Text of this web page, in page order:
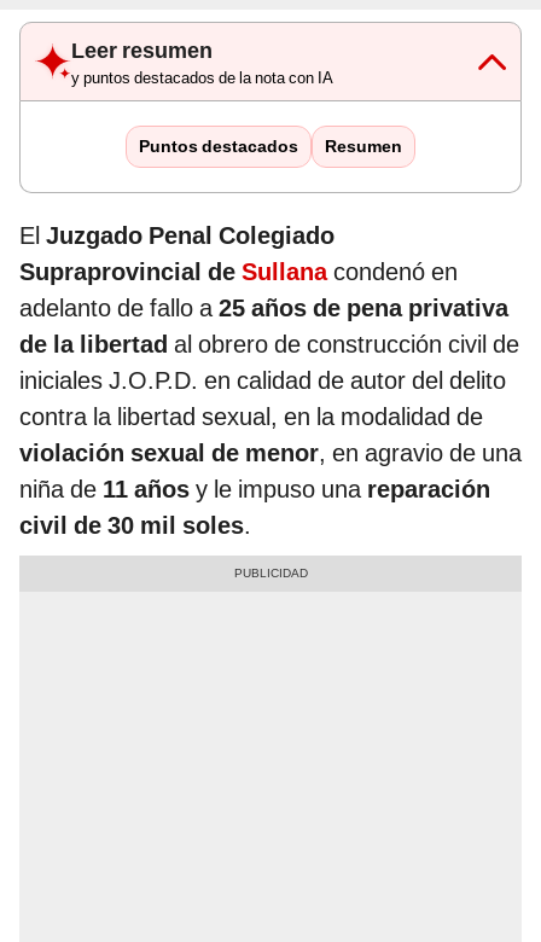
Leer resumen
y puntos destacados de la nota con IA
Puntos destacados Resumen
El Juzgado Penal Colegiado
Supraprovincial de Sullana condenó en
adelanto de fallo a25 años de pena privativa
de la libertad al obrero de construcción civil de
iniciales J.O.P.D. en calidad de autor del delito
contra la libertad sexual, en la modalidad de
violación sexual de menor, en agravio de una
niña de 11 años y le impuso una reparación
civil de 30 mil soles.